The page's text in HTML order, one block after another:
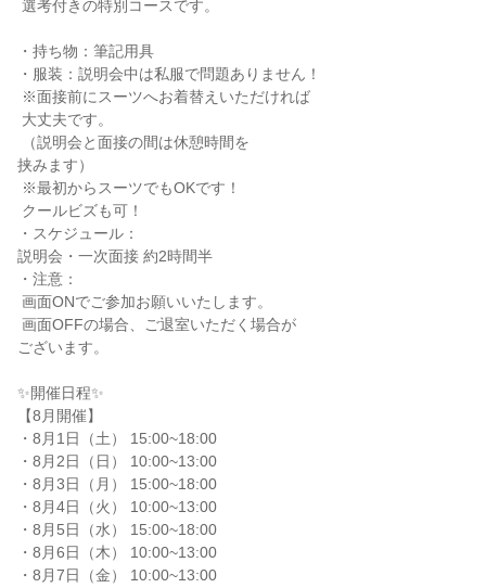
・持ち物：筆記用具
・服装：説明会中は私服で問題ありません！
挟みます）
・スケジュール：
説明会・一次面接 約2時間半
・注意：
ございます。
✨️開催日程✨️
【8月開催】
・8月1日（土） 15:00~18:00
・8月2日（日） 10:00~13:00
・8月3日（月） 15:00~18:00
・8月4日（火） 10:00~13:00
・8月5日（水） 15:00~18:00
・8月6日（木） 10:00~13:00
・8月7日（金） 10:00~13:00